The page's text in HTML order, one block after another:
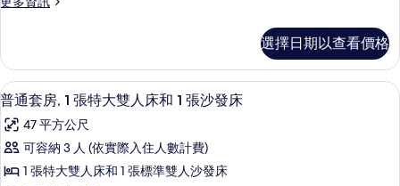
相
片
張
大
雙
人
床
的
所
套
房,
1
張
特
大
人
選擇日期以查看價格
顯
示
普
通
普通套房, 1 張特大雙人床和 1 張沙發
7
普通套房, 1 張特大雙人床和 1 張沙發床
47 平方公尺
可容納 3 人 (依實際入住人數計費)
1 張特大雙人床和 1 張標準雙人沙發床